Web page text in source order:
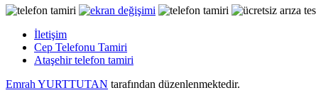
İletişim
Cep Telefonu Tamiri
Ataşehir telefon tamiri
Emrah YURTTUTAN tarafından düzenlenmektedir.